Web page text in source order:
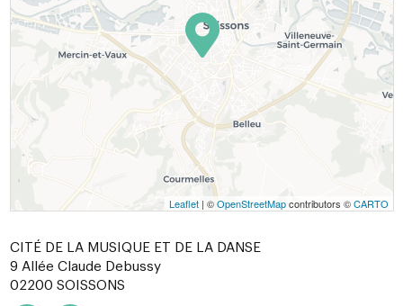
Leaflet| ©OpenStreetMapcontributors ©CARTO
CITÉ DE LA MUSIQUE ET DE LA DANSE
9 Allée Claude Debussy
02200 SOISSONS